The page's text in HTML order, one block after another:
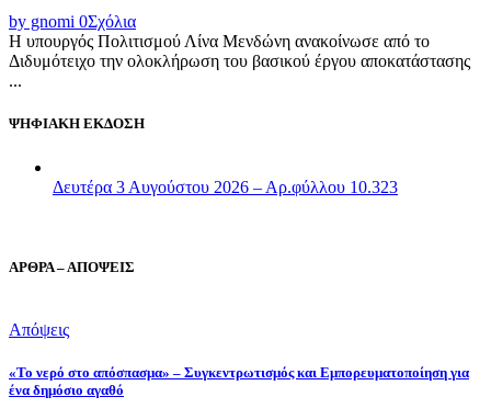
by gnomi 0Σχόλια
Η υπουργός Πολιτισμού Λίνα Μενδώνη ανακοίνωσε από το
Διδυμότειχο την ολοκλήρωση του βασικού έργου αποκατάστασης
...
ΨΗΦΙΑΚΗ ΕΚΔΟΣΗ
Δευτέρα 3 Αυγούστου 2026 – Αρ.φύλλου 10.323
ΑΡΘΡΑ – ΑΠΟΨΕΙΣ
Απόψεις
«Το νερό στο απόσπασμα» – Συγκεντρωτισμός και Εμπορευματοποίηση για
ένα δημόσιο αγαθό